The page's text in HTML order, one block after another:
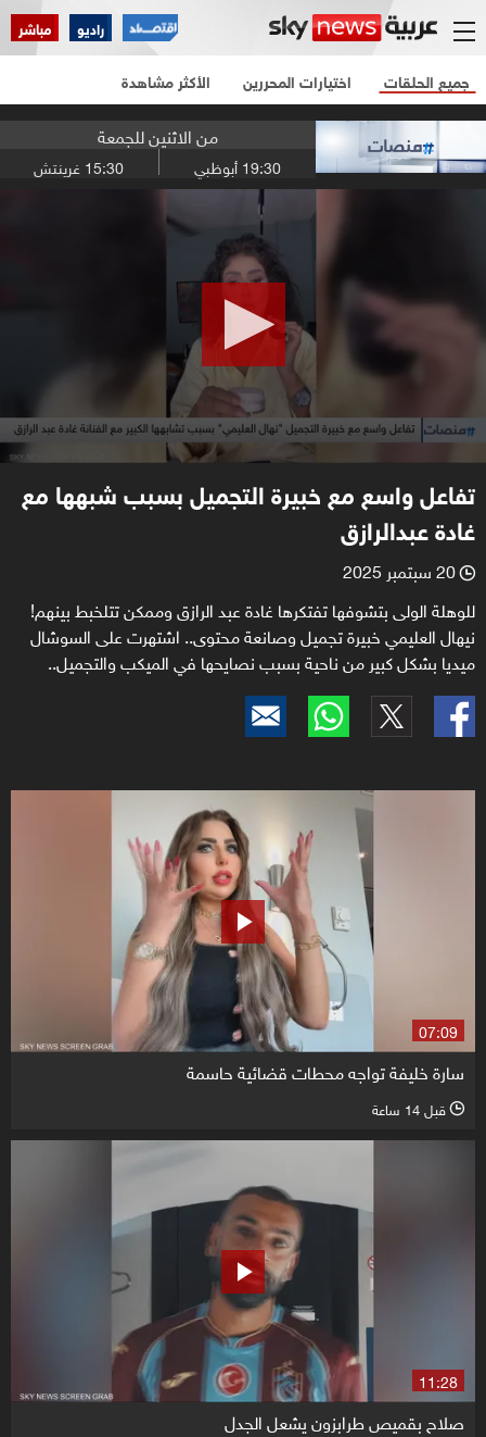
راديو مباشر
جميع الحلقات اختيارات المحررين الأكثر مشاهدة
من الاثنين للجمعة
19:30 أبوظبي 15:30 غرينتش
تفاعل واسع مع خبيرة التجميل بسبب شبهها مع
غادة عبدالرازق
l 20 سبتمبر 2025
للوهلة الولى بتشوفها تفتكرها غادة عبد الرازق وممكن تتلخبط بينهم!
نيهال العليمي خبيرة تجميل وصانعة محتوى.. اشتهرت على السوشال
ميديا بشكل كبير من ناحية بسبب نصايحها في الميكب والتجميل..
07:09
سارة خليفة تواجه محطات قضائية حاسمة
l قبل 14 ساعة
11:28
صلاح بقميص طرابزون يشعل الجدل